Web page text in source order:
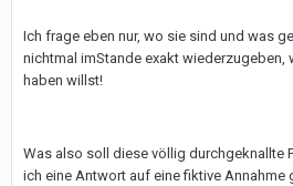
Ich frage eben nur, wo sie sind und was
nichtmal imStande exakt wiederzugeben,
haben willst!
Was also soll diese völlig durchgeknallte
ich eine Antwort auf eine fiktive Annahme